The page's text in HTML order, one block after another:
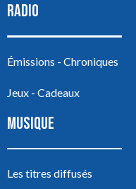
RADIO
Émissions - Chroniques
Jeux - Cadeaux
MUSIQUE
Les titres diffusés